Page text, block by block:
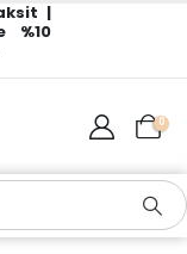
|
%10
0